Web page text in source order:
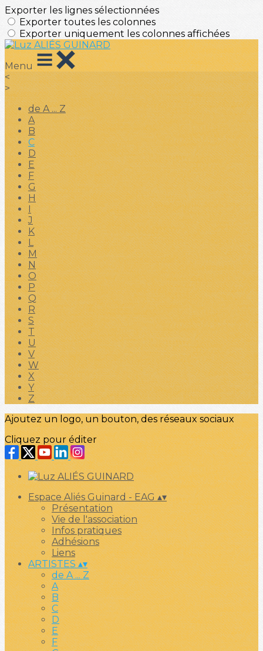
Exporter les lignes sélectionnées
Exporter toutes les colonnes
Exporter uniquement les colonnes affichées
Menu
<
>
de A ... Z
A
B
C
D
E
F
G
H
I
J
K
L
M
N
O
P
Q
R
S
T
U
V
W
X
Y
Z
Ajoutez un logo, un bouton, des réseaux sociaux
Cliquez pour éditer
Espace Aliés Guinard - EAG▴▾
Présentation
Vie de l'association
Infos pratiques
Adhésions
Liens
ARTISTES▴▾
de A ... Z
A
B
C
D
E
F